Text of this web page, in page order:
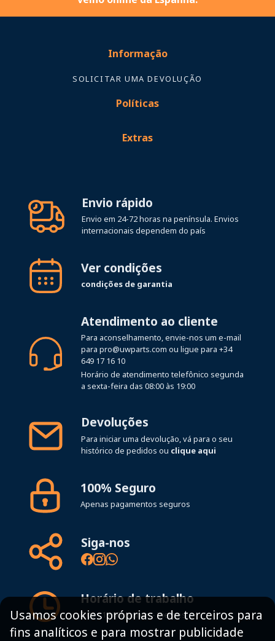
Informação
SOLICITAR UMA DEVOLUÇÃO
Políticas
Extras
Envio rápido
Envio em 24-72 horas na península. Envios
internacionais dependem do país
Ver condições
condições de garantia
Atendimento ao cliente
Para aconselhamento, envie-nos um e-mail
para pro@uwparts.com ou ligue para +34
649 17 16 10
Horário de atendimento telefônico segunda
a sexta-feira das 08:00 às 19:00
Devoluções
Para iniciar uma devolução, vá para o seu
histórico de pedidos ou clique aqui
100% Seguro
Apenas pagamentos seguros
Siga-nos
Horário de trabalho
8:00 - 19:00h Lunes - Viernes
Usamos cookies próprias e de terceiros para
fins analíticos e para mostrar publicidade